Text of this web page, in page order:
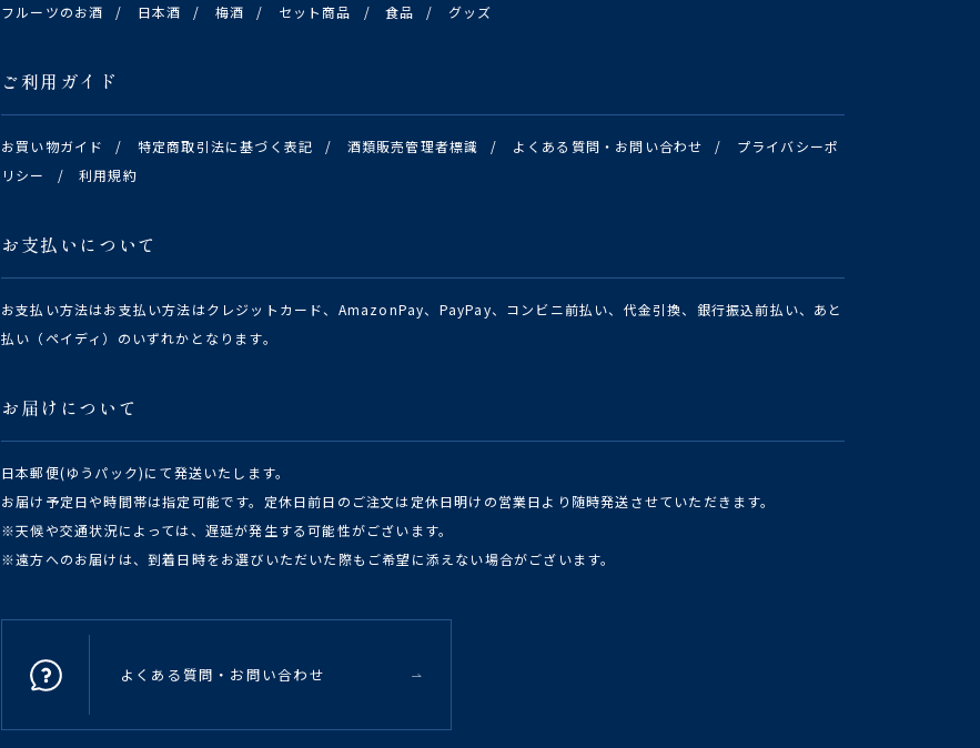
フルーツのお酒 / 日本酒 / 梅酒 / セット商品 / 食品 / グッズ
ご利用ガイド
お買い物ガイド / 特定商取引法に基づく表記 / 酒類販売管理者標識 / よくある質問・お問い合わせ /
プライバシーポ
リシー
/ 利用規約
お支払いについて
お支払い方法はお支払い方法はクレジットカード、AmazonPay、PayPay、コンビニ前払い、代金引換、銀行振込前払い、あと
払い（ペイディ）のいずれかとなります。
お届けについて
日本郵便(ゆうパック)にて発送いたします。
お届け予定日や時間帯は指定可能です。定休日前日のご注文は定休日明けの営業日より随時発送させていただきます。
※天候や交通状況によっては、遅延が発生する可能性がございます。
※遠方へのお届けは、到着日時をお選びいただいた際もご希望に添えない場合がございます。
よくある質問・お問い合わせ